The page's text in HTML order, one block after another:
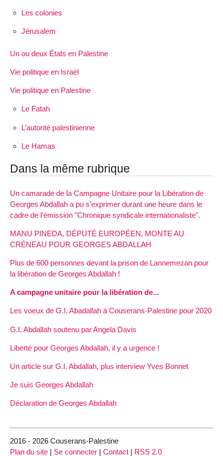
Les colonies
Jérusalem
Un ou deux États en Palestine
Vie politique en Israël
Vie politique en Palestine
Le Fatah
L’autorité palestinienne
Le Hamas
Dans la même rubrique
Un camarade de la Campagne Unitaire pour la Libération de
Georges Abdallah a pu s’exprimer durant une heure dans le
cadre de l’émission "Chronique syndicale internationaliste".
MANU PINEDA, DÉPUTÉ EUROPÉEN, MONTE AU
CRÉNEAU POUR GEORGES ABDALLAH
Plus de 600 personnes devant la prison de Lannemezan pour
la libération de Georges Abdallah !
A campagne unitaire pour la libération de...
Les voeux de G.I. Abadallah à Couserans-Palestine pour 2020
G.I. Abdallah soutenu par Angela Davis
Liberté pour Georges Abdallah, il y a urgence !
Un article sur G.I. Abdallah, plus interview Yves Bonnet
Je suis Georges Abdallah
Déclaration de Georges Abdallah
2016 - 2026 Couserans-Palestine
Plan du site | Se connecter | Contact | RSS 2.0